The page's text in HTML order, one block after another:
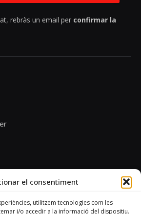
el consentiment
utilitzem tecnologies com les
i/o accedir a la informació del dispositiu.
rebràs un email per confirmar la